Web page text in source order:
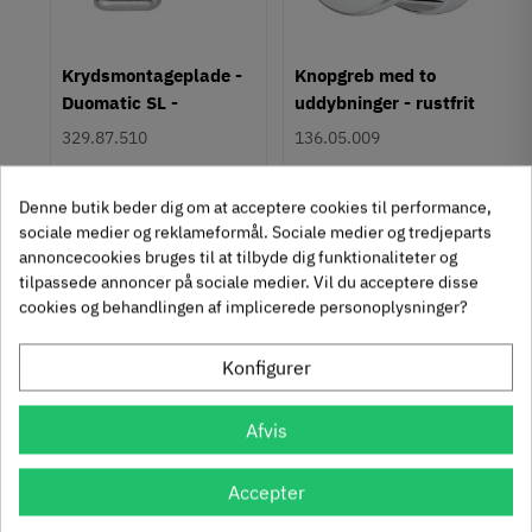
Montering
M4 bolt
Type
Bøjlegreb
Stil
Klassisk
TilstandNy
Krydsmontageplade -
Duomatic SL -
Euroskruer
329.87.510
4 , Inkl. moms
312 stk på lager
Knopgreb med to
uddybninger - rustfrit
stål
136.05.009
5 , Inkl. moms
1131 stk på lager
Se også disse alternativer i stedet
Häfele Deco H2520 -
Häfele Deco H2515 -
Denne butik beder dig om at acceptere cookies til performance,
sociale medier og reklameformål. Sociale medier og tredjeparts
annoncecookies bruges til at tilbyde dig funktionaliteter og
tilpassede annoncer på sociale medier. Vil du acceptere disse
cookies og behandlingen af implicerede personoplysninger?
Konfigurer
Afvis
Accepter